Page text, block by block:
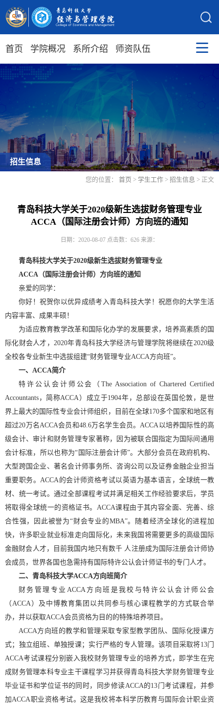
首页 学院概况 系所介绍 师资队伍
招生信息
您的位置： 首页 > 学生工作 > 招生信息 > 正文
青岛科技大学关于2020级新生选拔财务管理专业
ACCA（国际注册会计师）方向班的通知
日期：2020-08-07 点击数： 626 来源：
青岛科技大学关于2020级新生选拔财务管理专业
ACCA （国际注册会计师）方向班的通知
亲爱的同学：
你好！祝贺你以优异成绩考入青岛科技大学！祝愿你的大学生活
内容丰富、成果丰硕！
为适应教育教学改革和国际化办学的发展要求，培养高素质的国
际化财会人才，2020年青岛科技大学经济与管理学院将继续在2020级
全校各专业新生中选拔组建“财务管理专业ACCA方向班”。
一、ACCA简介
特许公认会计师公会（The Association of Chartered Certified
Accountants，简称ACCA）成立于1904年，总部设在英国伦敦，是世
界上最大的国际性专业会计师组织，目前在全球170多个国家和地区有
超过20万名ACCA会员和48.6万名学生会员。ACCA以培养国际性的高
级会计、审计和财务管理专家著称，因为被联合国指定为国际间通用
会计标准，所以也称为“国际注册会计师”。大部分会员在政府机构、
大型跨国企业、著名会计师事务所、咨询公司以及证券金融企业担当
重要职务。ACCA的会计师资格考试以英语为基本语言，全球统一教
材、统一考试。通过全部课程考试并满足相关工作经验要求后，学员
将取得全球统一的资格证书。ACCA课程由于其内容全面、完善、综
合性强，因此被誉为“财会专业的MBA”。随着经济全球化的进程加
快，许多职业就业标准走向国际化，未来我国将需要更多的高级国际
金融财会人才，目前我国内地只有数千 人注册成为国际注册会计师协
会成员，世界各国也急需持有国际特许公认会计师证书的专门人才。
二、青岛科技大学ACCA方向班简介
财务管理专业ACCA方向班是我校与特许公认会计师公会
（ACCA）及中博教育集团以共同参与核心课程教学的方式联合举
办，并以获取ACCA会员资格为目的的特殊培养项目。
ACCA方向班的教学和管理采取专家型教学团队、国际化授课方
式；独立组班、单独授课；实行严格的专人管理。该项目采取将13门
ACCA考试课程分别嵌入我校财务管理专业的培养方式，即学生在完
成财务管理本科专业主干课程学习并获得青岛科技大学财务管理专业
毕业证书和学位证书的同时，同步修读ACCA的13门考试课程，并参
加ACCA职业资格考试。这是我校将本科学历教育与国际会计职业资